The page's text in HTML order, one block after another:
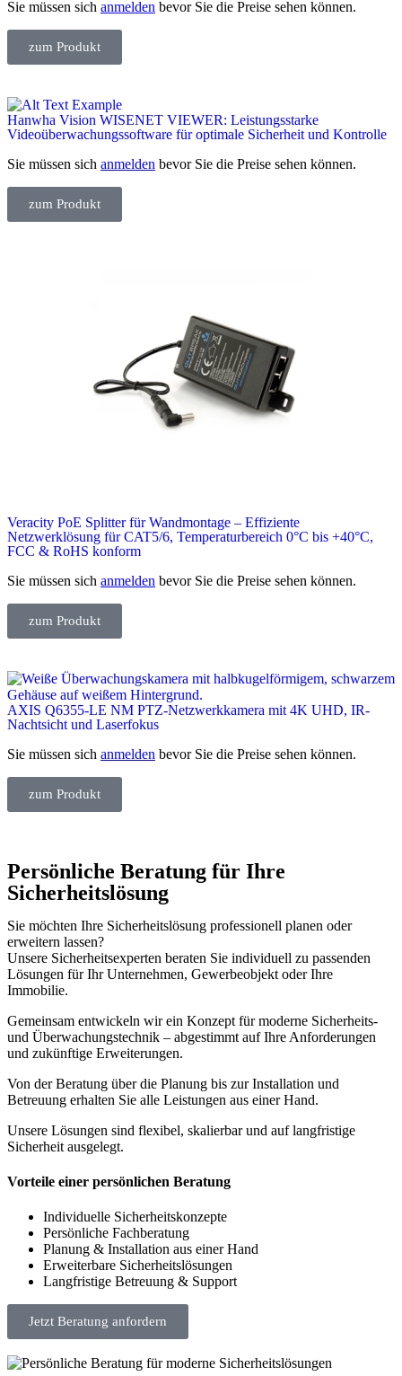
Sie müssen sich anmelden bevor Sie die Preise sehen können.
zum Produkt
Hanwha Vision WISENET VIEWER: Leistungsstarke
Videoüberwachungssoftware für optimale Sicherheit und Kontrolle
Sie müssen sich anmelden bevor Sie die Preise sehen können.
zum Produkt
Veracity PoE Splitter für Wandmontage – Effiziente
Netzwerklösung für CAT5/6, Temperaturbereich 0°C bis +40°C,
FCC & RoHS konform
Sie müssen sich anmelden bevor Sie die Preise sehen können.
zum Produkt
AXIS Q6355-LE NM PTZ-Netzwerkkamera mit 4K UHD, IR-
Nachtsicht und Laserfokus
Sie müssen sich anmelden bevor Sie die Preise sehen können.
zum Produkt
Persönliche Beratung für Ihre
Sicherheitslösung
Sie möchten Ihre Sicherheitslösung professionell planen oder
erweitern lassen?
Unsere Sicherheitsexperten beraten Sie individuell zu passenden
Lösungen für Ihr Unternehmen, Gewerbeobjekt oder Ihre
Immobilie.
Gemeinsam entwickeln wir ein Konzept für moderne Sicherheits-
und Überwachungstechnik – abgestimmt auf Ihre Anforderungen
und zukünftige Erweiterungen.
Von der Beratung über die Planung bis zur Installation und
Betreuung erhalten Sie alle Leistungen aus einer Hand.
Unsere Lösungen sind flexibel, skalierbar und auf langfristige
Sicherheit ausgelegt.
Vorteile einer persönlichen Beratung
Individuelle Sicherheitskonzepte
Persönliche Fachberatung
Planung & Installation aus einer Hand
Erweiterbare Sicherheitslösungen
Langfristige Betreuung & Support
Jetzt Beratung anfordern